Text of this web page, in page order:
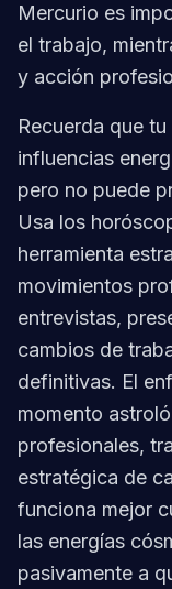
Mercurio es
el trabajo,
y acción
Recuerda que
influencias
pero no puede
Usa los
herramienta
movimientos
entrevistas,
cambios de
definitivas. El
momento
profesionales,
estratégica de
funciona mejor
las energías
pasivamente a